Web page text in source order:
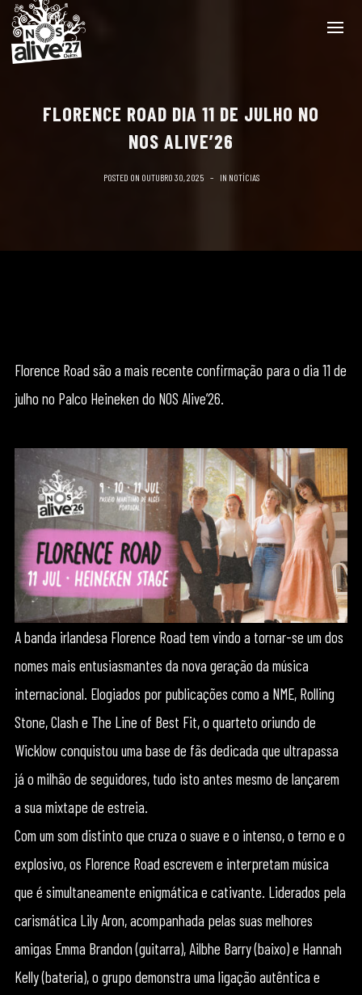
FLORENCE ROAD DIA 11 DE JULHO NO
NOS ALIVE’26
POSTED ON OUTUBRO 30, 2025 IN NOTÍCIAS
Florence Road são a mais recente confirmação para o dia 11 de
julho no Palco Heineken do NOS Alive’26.
A banda irlandesa Florence Road tem vindo a tornar-se um dos
nomes mais entusiasmantes da nova geração da música
internacional. Elogiados por publicações como a NME, Rolling
Stone, Clash e The Line of Best Fit, o quarteto oriundo de
Wicklow conquistou uma base de fãs dedicada que ultrapassa
já o milhão de seguidores, tudo isto antes mesmo de lançarem
a sua mixtape de estreia.
Com um som distinto que cruza o suave e o intenso, o terno e o
explosivo, os Florence Road escrevem e interpretam música
que é simultaneamente enigmática e cativante. Liderados pela
carismática Lily Aron, acompanhada pelas suas melhores
amigas Emma Brandon (guitarra), Ailbhe Barry (baixo) e Hannah
Kelly (bateria), o grupo demonstra uma ligação autêntica e